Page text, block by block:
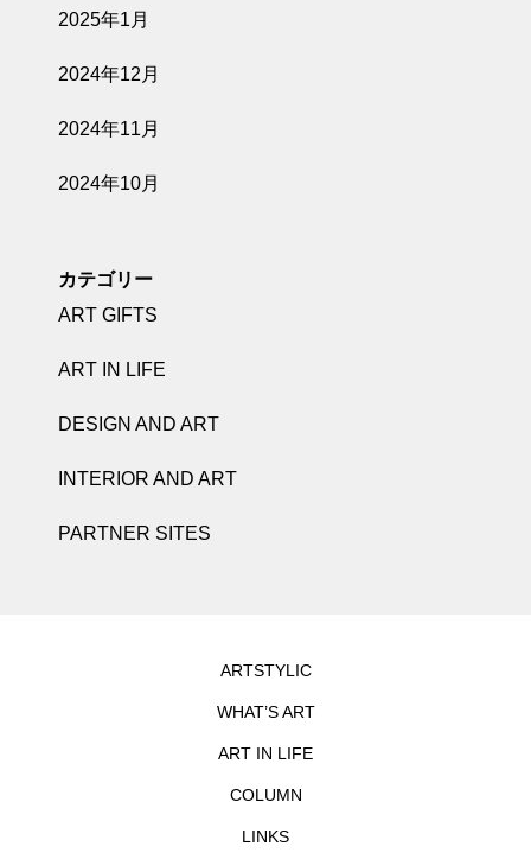
2025年1月
2024年12月
2024年11月
2024年10月
カテゴリー
ART GIFTS
ART IN LIFE
DESIGN AND ART
INTERIOR AND ART
PARTNER SITES
ARTSTYLIC
WHAT’S ART
ART IN LIFE
COLUMN
LINKS